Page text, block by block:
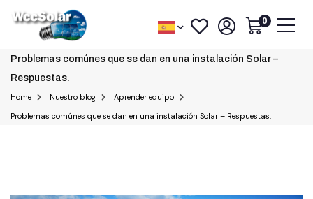
0
Problemas comúnes que se dan en una instalación Solar –
Respuestas.
Home Nuestro blog
Aprender equipo
Problemas comúnes que se dan en una instalación Solar – Respuestas.